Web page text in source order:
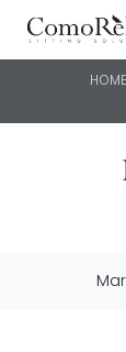
HOME